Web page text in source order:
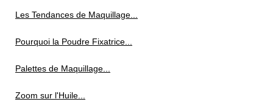
Les Tendances de Maquillage...
Pourquoi la Poudre Fixatrice...
Palettes de Maquillage...
Zoom sur l'Huile...